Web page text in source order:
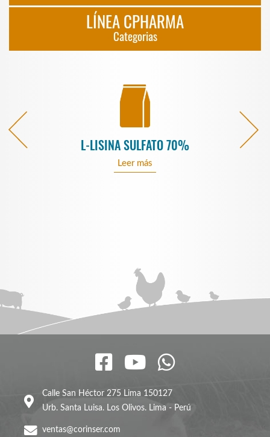
LÍNEA CPHARMA
Categorias
L-LISINA SULFATO 70%
Leer más
Calle San Héctor 275 Lima 150127
Urb. Santa Luisa. Los Olivos. Lima - Perú
ventas@corinser.com